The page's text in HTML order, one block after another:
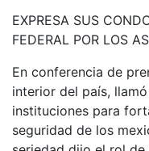
EXPRESA SUS
FEDERAL POR LOS
En conferencia de
interior del país,
instituciones para
seguridad de los